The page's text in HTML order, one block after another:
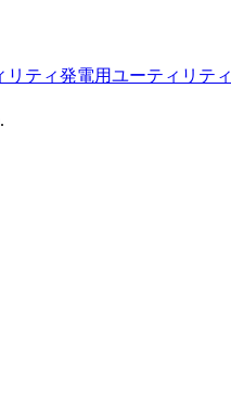
リティ発電用ユーティリティ